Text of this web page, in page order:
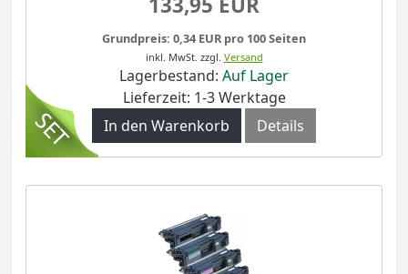
Grundpreis: 0,34 EUR pro 100 Seiten
inkl. MwSt. zzgl. Versand
Lagerbestand: Auf Lager
Lieferzeit: 1-3 Werktage
In den Warenkorb
Details